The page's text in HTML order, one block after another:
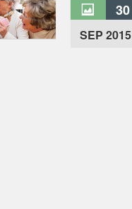
30
SEP 2015